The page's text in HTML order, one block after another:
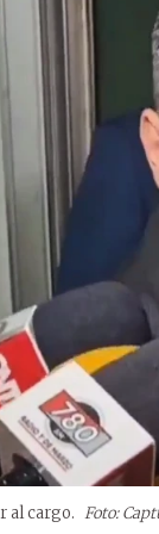
al cargo. Foto: